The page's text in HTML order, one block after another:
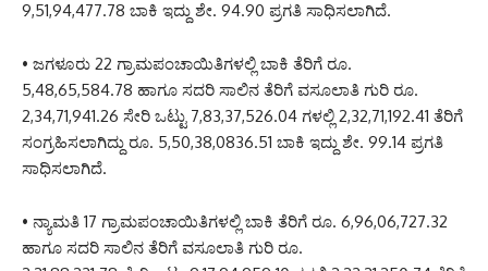
9,51,94,477.78 ಬಾಕಿ ಇದ್ದು ಶೇ. 94.90 ಪ್ರಗತಿ ಸಾಧಿಸಲಾಗಿದೆ.
• ಜಗಳೂರು 22 ಗ್ರಾಮಪಂಚಾಯಿತಿಗಳಲ್ಲಿ ಬಾಕಿ ತೆರಿಗೆ ರೂ.
5,48,65,584.78 ಹಾಗೂ ಸದರಿ ಸಾಲಿನ ತೆರಿಗೆ ವಸೂಲಾತಿ ಗುರಿ ರೂ.
2,34,71,941.26 ಸೇರಿ ಒಟ್ಟು 7,83,37,526.04 ಗಳಲ್ಲಿ 2,32,71,192.41 ತೆರಿಗೆ
ಸಂಗ್ರಹಿಸಲಾಗಿದ್ದು ರೂ. 5,50,38,0836.51 ಬಾಕಿ ಇದ್ದು ಶೇ. 99.14 ಪ್ರಗತಿ
ಸಾಧಿಸಲಾಗಿದೆ.
• ನ್ಯಾಮತಿ 17 ಗ್ರಾಮಪಂಚಾಯಿತಿಗಳಲ್ಲಿ ಬಾಕಿ ತೆರಿಗೆ ರೂ. 6,96,06,727.32
ಹಾಗೂ ಸದರಿ ಸಾಲಿನ ತೆರಿಗೆ ವಸೂಲಾತಿ ಗುರಿ ರೂ.